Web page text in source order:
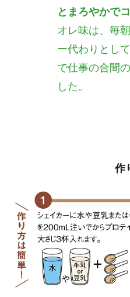
とまろやかで
オレ味は、毎
ー代わりとし
で仕事の合間
した。
作